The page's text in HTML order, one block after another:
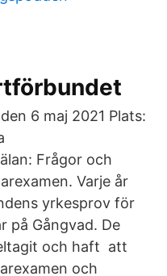
6 maj 2021 Plats:
Frågor och
Varje år
yrkesprov för
på Gångvad. De
och haft att
och